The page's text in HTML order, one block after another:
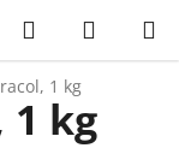
Hľadať
KOŠÍK
1 kg
kg